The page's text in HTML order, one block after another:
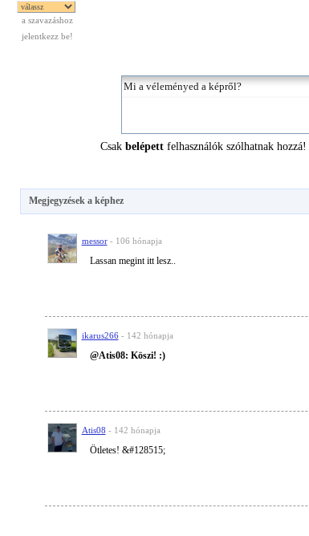
a szavazáshoz
jelentkezz be!
Csak belépett felhasználók szólhatnak hozzá!
Megjegyzések a képhez
messor - 106 hónapja
Lassan megint itt lesz..
ikarus266 - 142 hónapja
@Atis08: Köszi! :)
Atis08 - 142 hónapja
Ötletes! &#128515;